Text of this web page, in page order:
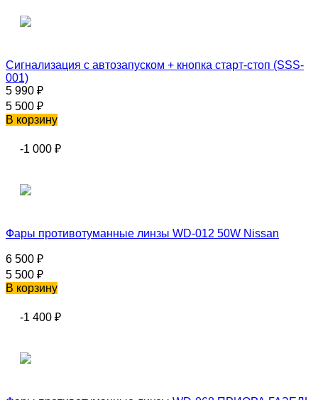
Сигнализация с автозапуском + кнопка старт-стоп (SSS-
001)
5 990 ₽
5 500 ₽
В корзину
-1 000 ₽
Фары противотуманные линзы WD-012 50W Nissan
6 500 ₽
5 500 ₽
В корзину
-1 400 ₽